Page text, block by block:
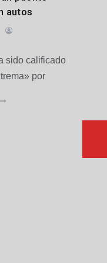
autos
sido calificado
por